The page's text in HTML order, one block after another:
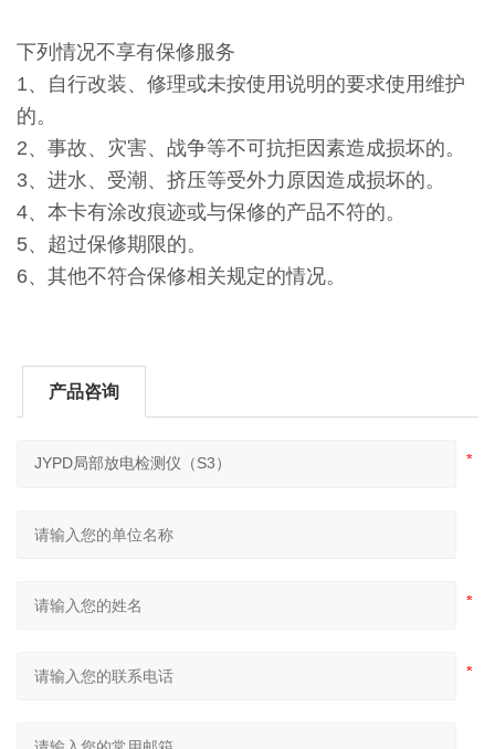
下列情况不享有保修服务
1、自行改装、修理或未按使用说明的要求使用维护
的。
2、事故、灾害、战争等不可抗拒因素造成损坏的。
3、进水、受潮、挤压等受外力原因造成损坏的。
4、本卡有涂改痕迹或与保修的产品不符的。
5、超过保修期限的。
6、其他不符合保修相关规定的情况。
产品咨询